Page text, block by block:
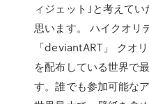
ィジェット｣と考えて
思います。 ハイクオリ
「deviantART」 クオ
を配布している世界で
す。誰でも参加可能な